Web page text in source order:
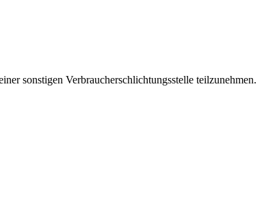
sonstigen Verbraucherschlichtungsstelle teilzunehmen.